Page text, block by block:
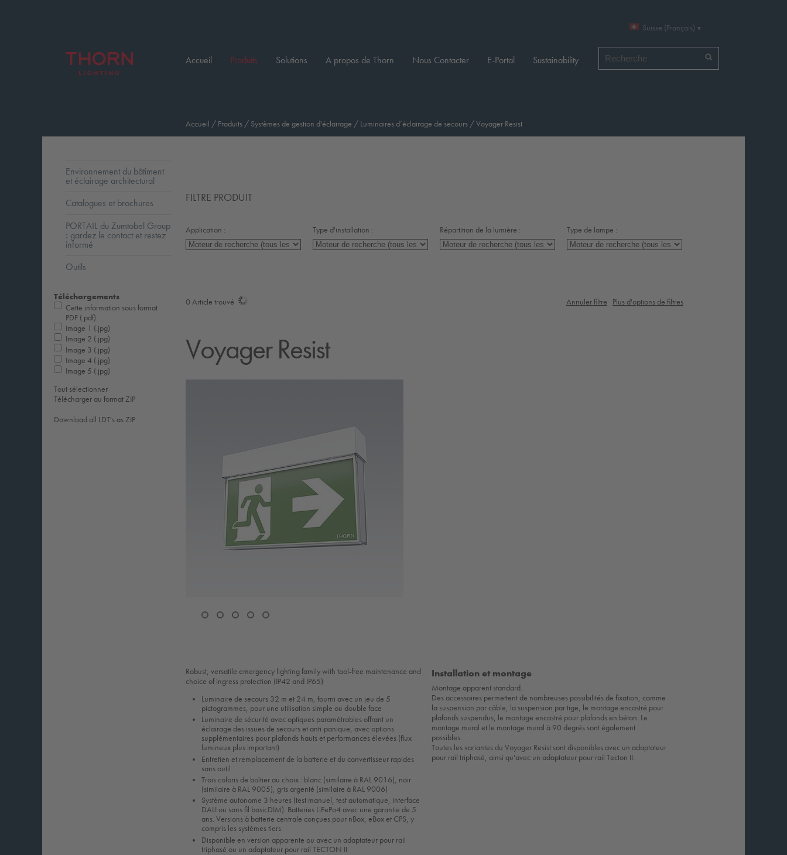
Suisse (Français)
Accueil Produits Solutions A propos de Thorn Nous Contacter E-Portal Sustainability
Accueil / Produits / Systèmes de gestion d'éclairage / Luminaires d’éclairage de secours /Voyager Resist
FILTRE PRODUIT
Application : Type d'installation : Répartition de la lumière : Type de lampe :
0 Article trouvé Annuler filtre Plus d'options de filtres
Voyager Resist
Robust, versatile emergency lighting family with tool-free maintenance and
choice of ingress protection (IP42 and IP65)
Luminaire de secours 32 m et 24 m, fourni avec un jeu de 5
pictogrammes, pour une utilisation simple ou double face
Luminaire de sécurité avec optiques paramétrables offrant un
éclairage des issues de secours et anti-panique, avec options
supplémentaires pour plafonds hauts et performances élevées (flux
lumineux plus important)
Entretien et remplacement de la batterie et du convertisseur rapides
sans outil
Trois coloris de boîtier au choix : blanc (similaire à RAL 9016), noir
(similaire à RAL 9005), gris argenté (similaire à RAL 9006)
Système autonome 3 heures (test manuel, test automatique, interface
DALI ou sans fil basicDIM). Batteries LiFePo4 avec une garantie de 5
ans. Versions à batterie centrale conçues pour nBox, eBox et CPS, y
compris les systèmes tiers
Disponible en version apparente ou avec un adaptateur pour rail
triphasé ou un adaptateur pour rail TECTON II
Installation et montage
Montage apparent standard.
Des accessoires permettent de nombreuses possibilités de fixation, comme
la suspension par câble, la suspension par tige, le montage encastré pour
plafonds suspendus, le montage encastré pour plafonds en béton. Le
montage mural et le montage mural à 90 degrés sont également
possibles.
Toutes les variantes du Voyager Resist sont disponibles avec un adaptateur
pour rail triphasé, ainsi qu'avec un adaptateur pour rail Tecton II.
Environnement du bâtiment
et éclairage architectural
Catalogues et brochures
PORTAIL du Zumtobel Group
: gardez le contact et restez
informé
Outils
Téléchargements
Cette information sous format
PDF (.pdf)
Image 1 (.jpg)
Image 2 (.jpg)
Image 3 (.jpg)
Image 4 (.jpg)
Image 5 (.jpg)
Tout sélectionner
Télécharger au format ZIP
Download all LDT's as ZIP